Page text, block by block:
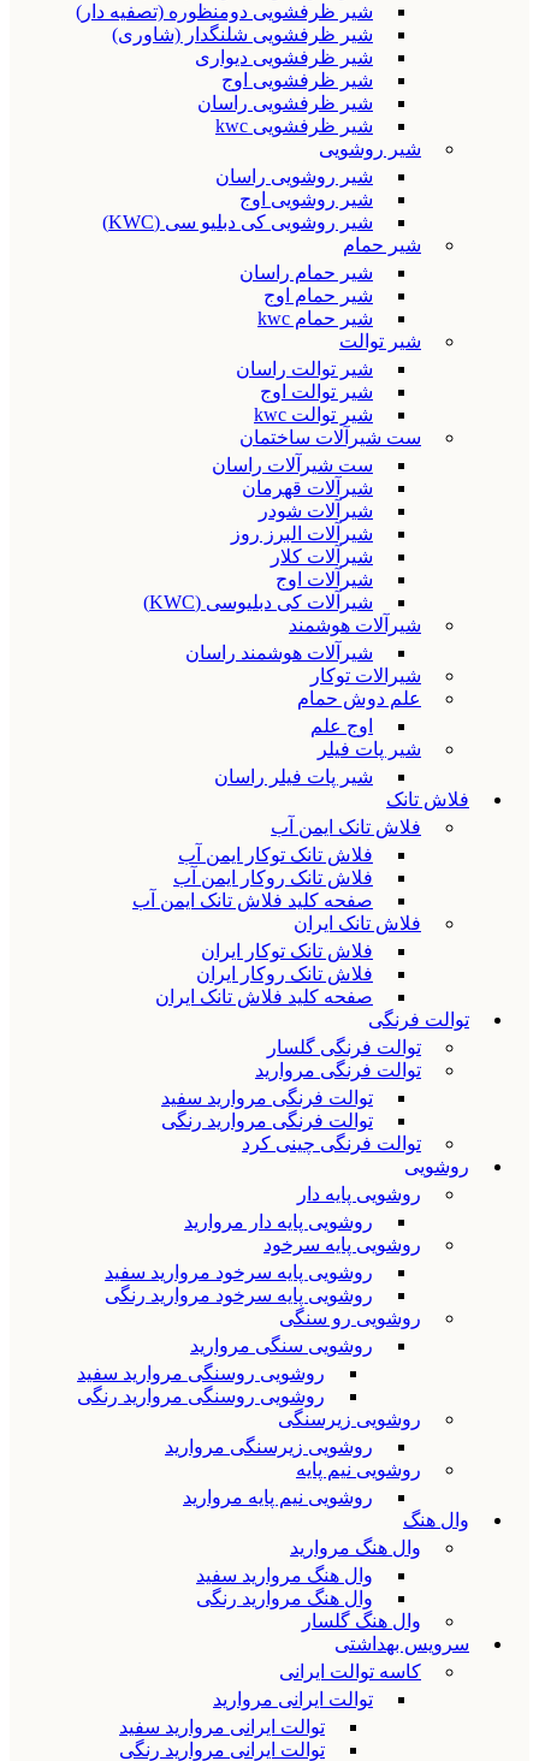
شیر ظرفشویی دومنظوره (تصفیه دار)
شیر ظرفشویی شلنگدار (شاوری)
شیر ظرفشویی دیواری
شیر ظرفشویی اوج
شیر ظرفشویی راسان
شیر ظرفشویی kwc
شیر روشویی
شیر روشویی راسان
شیر روشویی اوج
شیر روشویی کی دبلیو سی (KWC)
شیر حمام
شیر حمام راسان
شیر حمام اوج
شیر حمام kwc
شیر توالت
شیر توالت راسان
شیر توالت اوج
شیر توالت kwc
ست شیرآلات ساختمان
ست شیرآلات راسان
شیرآلات قهرمان
شیرآلات شودر
شیرآلات البرز روز
شیرآلات کلار
شیرآلات اوج
شیرآلات کی دبلیوسی (KWC)
شیرآلات هوشمند
شیرآلات هوشمند راسان
شیرالات توکار
علم دوش حمام
اوج علم
شیر پات فیلر
شیر پات فیلر راسان
فلاش تانک
فلاش تانک ایمن آب
فلاش تانک توکار ایمن آب
فلاش تانک روکار ایمن آب
صفحه کلید فلاش تانک ایمن آب
فلاش تانک ایران
فلاش تانک توکار ایران
فلاش تانک روکار ایران
صفحه کلید فلاش تانک ایران
توالت فرنگی
توالت فرنگی گلسار
توالت فرنگی مروارید
توالت فرنگی مروارید سفید
توالت فرنگی مروارید رنگی
توالت فرنگی چینی کرد
روشویی
روشویی پایه دار
روشویی پایه دار مروارید
روشویی پایه سرخود
روشویی پایه سرخود مروارید سفید
روشویی پایه سرخود مروارید رنگی
روشویی رو سنگی
روشویی سنگی مروارید
روشویی روسنگی مروارید سفید
روشویی روسنگی مروارید رنگی
روشویی زیرسنگی
روشویی زیرسنگی مروارید
روشویی نیم پایه
روشویی نیم پایه مروارید
وال هنگ
وال هنگ مروارید
وال هنگ مروارید سفید
وال هنگ مروارید رنگی
وال هنگ گلسار
سرویس بهداشتی
کاسه توالت ایرانی
توالت ایرانی مروارید
توالت ایرانی مروارید سفید
توالت ایرانی مروارید رنگی